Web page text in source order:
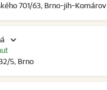
701/63, Brno-jih-Komárov
5, Brno